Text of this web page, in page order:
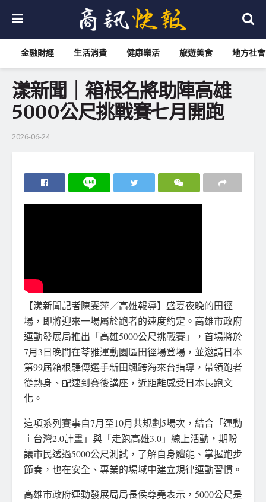
金融財經 生活消費 健康樂活 旅遊美食 地方社會
漾新聞｜箱根名將助陣高雄
5000公尺挑戰賽七月開跑
2026-06-24
【漾新聞記者陳雯萍／高雄報導】盛夏夜晚的田徑
場，即將迎來一場屬於跑者的速度約定。高雄市政府
運動發展局推出「高雄5000公尺挑戰賽」，首場將於
7月3日晚間在苓雅運動園區田徑場登場，並邀請日本
第99屆箱根驛傳選手新田颯跨海來台指導，帶領跑者
從熱身、配速到賽後講座，近距離感受日本長跑文
化。
這項系列賽事自7月至10月共規劃5場次，結合「運動
ｉ台灣2.0計畫」與「走跑高雄3.0」線上活動，期盼
讓市民透過5000公尺測試，了解自身體能、掌握跑步
節奏，也在安全、專業的場域中建立規律運動習慣。
高雄市政府運動發展局局長侯尊堯表示，5000公尺是